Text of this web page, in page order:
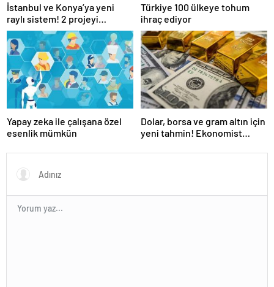
İstanbul ve Konya’ya yeni
raylı sistem! 2 projeyi
Ulaştırma Bakanlığı üstlendi
Türkiye 100 ülkeye tohum
ihraç ediyor
Yapay zeka ile çalışana özel
esenlik mümkün
Dolar, borsa ve gram altın için
yeni tahmin! Ekonomist
açıkladı